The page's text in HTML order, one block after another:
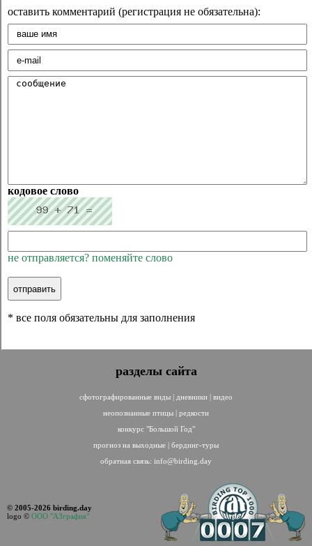
оставить комментарий (регистрация не обязательна):
кодовое слово
не отправляется? поменяйте слово
* все поля обязательны для заполнения
разделы сайта
сфотографированные виды | дневники | видео
неопознанные птицы | редкости
конкурс "Большой Год"
прогноз на выходные | бердинг-туры
обратная связь: info@birding.day
© 2005-2026 birding.day
logo © ООО "АЗграфик"